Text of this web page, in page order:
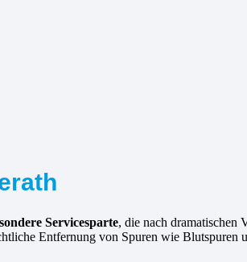
Servicesparte, die nach dramatischen
Entfernung von Spuren wie Blutspuren